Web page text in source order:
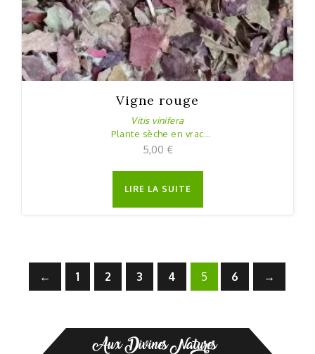
Vigne rouge
Vitis vinifera
Plante sèche en vrac
25 g
5,00 €
LIRE LA SUITE
← 1 2 3 4 5 6 →